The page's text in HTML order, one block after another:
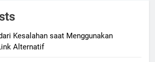
Kesalahan saat Menggunakan
Alternatif